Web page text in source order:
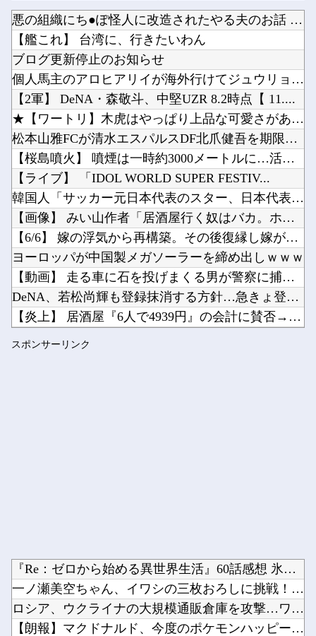
【炎上】 居酒屋『6人で4939円』の会計に賛否→なんG民の投票結果が笑えるｗｗｗ
【元NMB48】 安部若菜、卒業して早くもお酒解禁
【ホロライブ】 Youtubeの謎のイベント？
Powered by livedoor 相互RSS
PCパーツ高すぎて自作する人減ってるよな他
【悲報】札幌オリンピック、８割が賛成・・・・他
中国の最新スマホ遂に9070mAh（そこらの最新スマホの約2倍）のバッテリーを積んでしまう...
【VCR RUST】キレまくるジャックナイフ一ノ瀬うるはｗｗｗ他
【動画】手術中に熊本地震直撃した動画がやばすぎると話題に・・・他
【ガチ朗報】関東、もう真夏の暑さが終わるかも他
ロシア海軍の太平洋艦隊、日本海やオホーツク海で軍事演習開始…ウクライナ支援続ける日本を威嚇...
【悲報】ぼく「才能がないなら努力をすれば良いじゃない」お前ら「努力できるのも才能だよ」他
Powered by livedoor 相互RSS
悪の組織にち●ぽ怪人に改造されたやる夫のお話 第3話
【艦これ】 台湾に、行きたいわん
ブログ更新停止のお知らせ
個人馬主のアロヒアリイが海外行けてジュウリョクピエ□が何故行...
【2軍】 DeNA・森敬斗、中堅UZR 8.2時点【 11....
★【ワートリ】木虎はやっぱり上品な可愛さがあるな
松本山雅FCが清水エスパルスDF北爪健吾を期限付き移籍で獲得...
【桜島噴火】 噴煙は一時約3000メートルに…活発な噴火活動...
【ライブ】 「IDOL WORLD SUPER FESTIV...
韓国人「サッカー元日本代表のスター、日本代表強化策として“韓...
【画像】 みい山作者「居酒屋行く奴はバカ。ホストの初回なら居...
【6/6】 嫁の浮気から再構築。その後復縁し嫁が妊娠したが計...
ヨーロッパが中国製メガソーラーを締め出しｗｗｗ
【動画】 走る車に石を投げまくる男が警察に捕まりボコボコにさ...
DeNA、若松尚輝も登録抹消する方針…急きょ登板で、4回2/...
【炎上】 居酒屋『6人で4939円』の会計に賛否→なんG民の...
【元NMB48】 安部若菜、卒業して早くもお酒解禁
スポンサーリンク
『Re：ゼロから始める異世界生活』60話感想 氷上のバトル！...
一ノ瀬美空ちゃん、イワシの三枚おろしに挑戦！！！【乃木坂46...
ロシア、ウクライナの大規模通販倉庫を攻撃…ワイルドベリーズへ...
【朗報】マクドナルド、今度のポケモンハッピーセットは転売対策...